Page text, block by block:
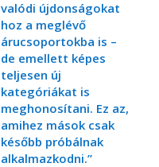
valódi újdonságokat
hoz a meglévő
árucsoportokba is –
de emellett képes
teljesen új
kategóriákat is
meghonosítani. Ez az,
amihez mások csak
később próbálnak
alkalmazkodni.”